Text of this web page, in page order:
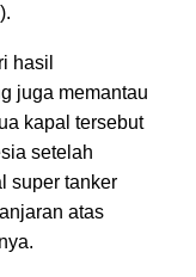
hasil
juga memantau
kapal tersebut
setelah
super tanker
atas